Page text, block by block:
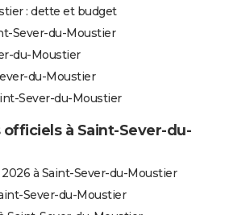
: dette et budget
Sever-du-Moustier
du-Moustier
du-Moustier
Sever-du-Moustier
à Saint-Sever-du-
à Saint-Sever-du-Moustier
Sever-du-Moustier